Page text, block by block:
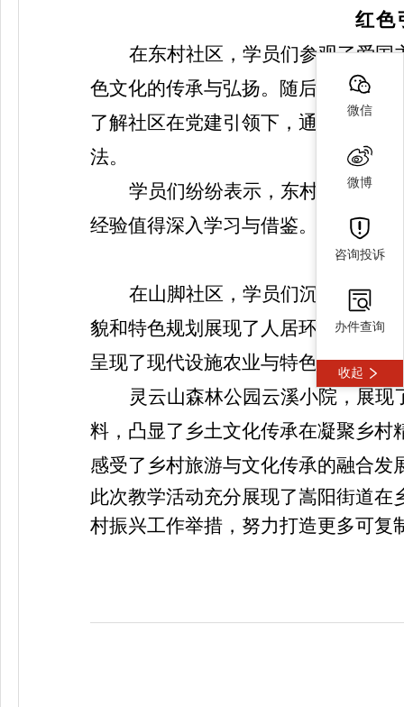
红色
在东村社区，学员们参观了爱
色文化的传承与弘扬。随后，学员
了解社区在党建引领下，通过
党总支
法。
学员们纷纷表示，东村社区将
经验值得深入学习与借鉴。
产
在山脚社区，学员们沉浸式体
貌和特色规划展现了人居环境整治
呈现了现代设施农业与特色产业的富
灵云山森林公园云溪小院，展现
料，凸显了乡土文化传承在凝聚乡
感受了乡村旅游与文化传承的融合发
此次教学活动充分展现了嵩阳街道
村振兴工作举措，努力打造更多可复
微信
微博
咨询投诉
办件查询
收起